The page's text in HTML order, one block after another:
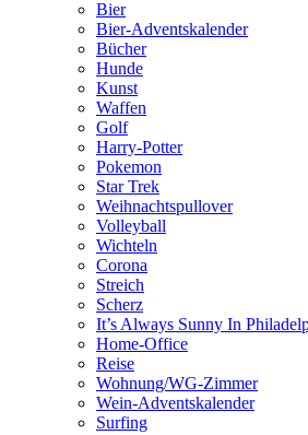
Bier
Bier-Adventskalender
Bücher
Hunde
Kunst
Waffen
Golf
Harry-Potter
Pokemon
Star Trek
Weihnachtspullover
Volleyball
Wichteln
Corona
Streich
Scherz
It’s Always Sunny In
Home-Office
Reise
Wohnung/WG-Zimmer
Wein-Adventskalender
Surfing